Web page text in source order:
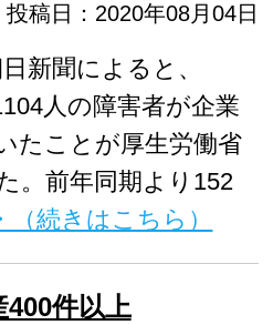
投稿日：2020年08月04日
新聞によると、
人の障害者が企業
たことが厚生労働省
。前年同期より152
（続きはこちら）
件以上